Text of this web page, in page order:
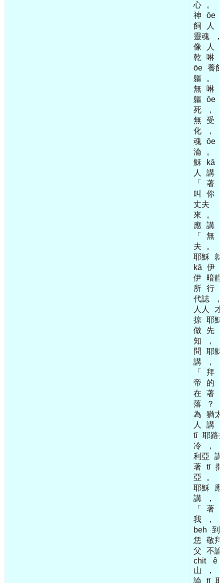
心
。
神
ōe
飼
人
靈魂
，
像
人
乾
啉
ōe 養飼
軀
。
無
啉
軀 ōe
死
，
無
受
化
，
魂 ōe
淪
。
穌
kā
人
講
「
著
叫
你
丈夫
來
。
應 講
「
無
夫
。
耶穌
就
kā
伊
伊
暗靜
所 行
代誌
，
人人
才
掠 耶穌
做
先
知
，
問
耶穌
講
，
「
拜
帝
的
在
著
落
？
為
猶太
人
講
tī 耶路
冷
，
利亞
講
著 tī
亞
。
耶穌
應
講
，
「
著
我
，
beh
到
恁 敬拜
父
不論
chit
ê
山
，
論 tī